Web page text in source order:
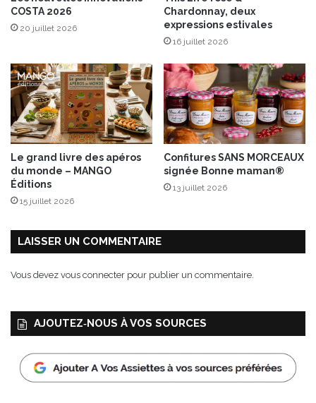
t
a
u
r
a
y
o
f
r
a
COSTA 2026
20 juillet 2026
Chardonnay, deux
expressions estivales
16 juillet 2026
Le grand livre des apéros
du monde – MANGO
Éditions
15 juillet 2026
Confitures SANS MORCEAUX
signée Bonne maman®
13 juillet 2026
LAISSER UN COMMENTAIRE
Vous devez vous connecter pour publier un commentaire.
AJOUTEZ‑NOUS À VOS SOURCES